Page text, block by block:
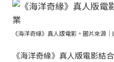
《海洋奇緣》真人版電影。圖片來源
《海洋奇緣》真人版電影結